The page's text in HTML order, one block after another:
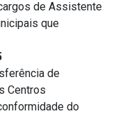
de Assistente
que
de
Centros
do